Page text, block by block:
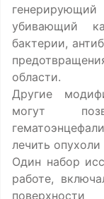
убивающий
бактерии,
области.
Другие
могут
лечить опухоли
Один набор
работе,